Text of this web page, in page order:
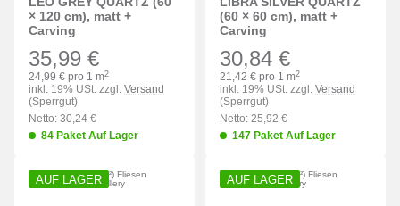
× 120 cm), matt +
Carving
35,99 €
24,99 € pro 1 m2
inkl. 19% USt. zzgl. Versand
(Sperrgut)
Netto: 30,24 €
84 Paket Auf Lager
(60 × 60 cm), matt +
Carving
30,84 €
21,42 € pro 1 m2
inkl. 19% USt. zzgl. Versand
(Sperrgut)
Netto: 25,92 €
147 Paket Auf Lager
AUF LAGER AUF LAGER